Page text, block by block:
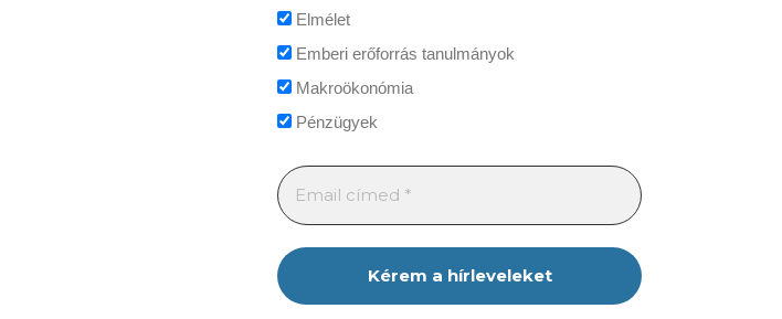
Elmélet
Emberi erőforrás tanulmányok
Makroökonómia
Pénzügyek